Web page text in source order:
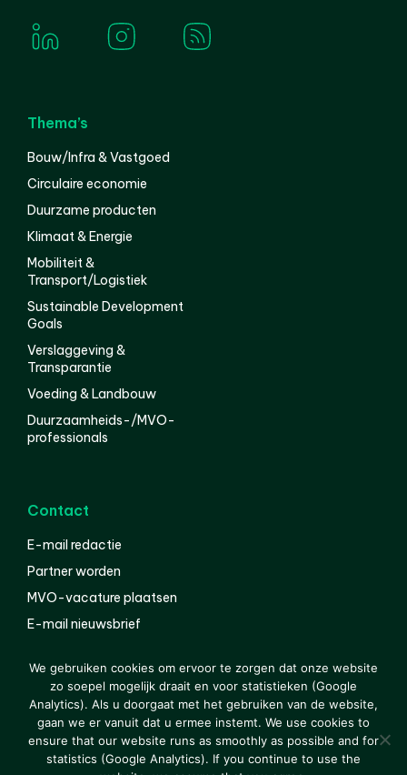
Thema’s
Bouw/Infra & Vastgoed
Circulaire economie
Duurzame producten
Klimaat & Energie
Mobiliteit &
Transport/Logistiek
Sustainable Development
Goals
Verslaggeving &
Transparantie
Voeding & Landbouw
Duurzaamheids-/MVO-
professionals
Contact
E-mail redactie
Partner worden
MVO-vacature plaatsen
E-mail nieuwsbrief
© 2000-2026 Van der Molen EIS Colofon
Disclaimer
Privacy
We gebruiken cookies om ervoor te zorgen dat onze website
zo soepel mogelijk draait en voor statistieken (Google
Analytics). Als u doorgaat met het gebruiken van de website,
gaan we er vanuit dat u ermee instemt. We use cookies to
ensure that our website runs as smoothly as possible and for
statistics (Google Analytics). If you continue to use the